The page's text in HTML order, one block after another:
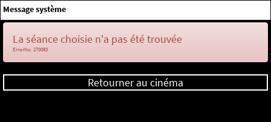
Message système
La séance choisie n'a pas été trouvée
ErrorNo. 270083
Retourner au cinéma